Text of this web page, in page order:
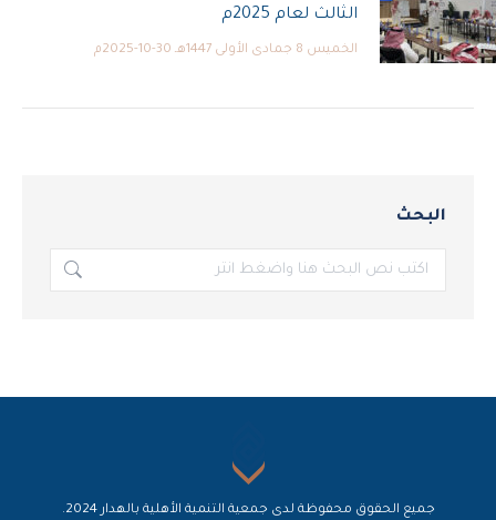
الثالث لعام 2025م
الخميس 8 جمادى الأولى 1447هـ 30-10-2025م
البحث
بحث:
جميع الحقوق محفوظة لدى جمعية التنمية الأهلية بالهدار 2024.